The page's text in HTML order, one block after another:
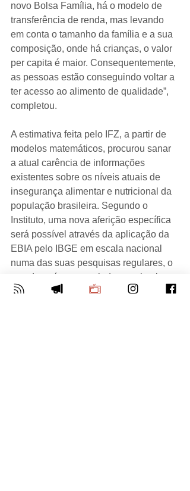
novo Bolsa Família, há o modelo de
transferência de renda, mas levando
em conta o tamanho da família e a sua
composição, onde há crianças, o valor
per capita é maior. Consequentemente,
as pessoas estão conseguindo voltar a
ter acesso ao alimento de qualidade”,
completou.
A estimativa feita pelo IFZ, a partir de
modelos matemáticos, procurou sanar
a atual carência de informações
existentes sobre os níveis atuais de
insegurança alimentar e nutricional da
população brasileira. Segundo o
Instituto, uma nova aferição específica
será possível através da aplicação da
EBIA pelo IBGE em escala nacional
numa das suas pesquisas regulares, o
que deverá ocorrer ainda no primeiro
semestre de 2024.